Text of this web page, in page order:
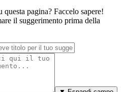
pagina? Faccelo sapere!
il suggerimento prima della